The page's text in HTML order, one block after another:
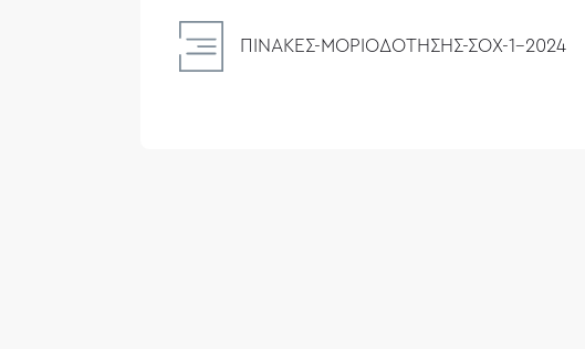
ΠΙΝΑΚΕΣ-ΜΟΡΙΟΔΟΤΗΣΗΣ-ΣΟΧ-1-2024